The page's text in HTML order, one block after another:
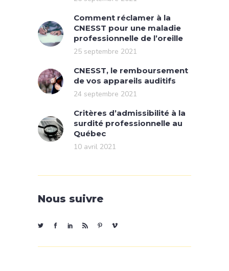
Comment réclamer à la
CNESST pour une maladie
professionnelle de l’oreille
25 septembre 2021
CNESST, le remboursement
de vos appareils auditifs
24 septembre 2021
Critères d’admissibilité à la
surdité professionnelle au
Québec
10 avril 2021
Nous suivre